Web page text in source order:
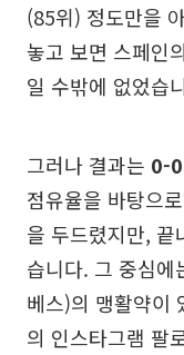
(85위) 정도만을
놓고 보면 스페인
일 수밖에 없었습
그러나 결과는 0-
점유율을 바탕으
을 두드렸지만, 끝
습니다. 그 중심
베스)의 맹활약이
의 인스타그램 팔